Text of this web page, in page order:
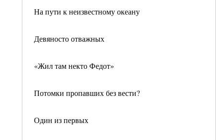
На пути к неизвестному океану
Девяносто отважных
«Жил там некто Федот»
Потомки пропавших без вести?
Один из первых